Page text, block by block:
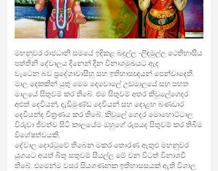
මහනුවර රාජධානි සමයේ ඉඳිකළ බදුල්ල -ලිඳමුල්ල ථෙතිහාසිය
පත්තිනි දේවාලය දිනෙන් දින විනාශමුඛයට ඇද
වැටෙන බව ප්‍රදේශාවාසීහු සහ ඉතිහාසඥයන් පෙන්වාදෙති.
මාල දෙකකින් යුතු මෙම දෙවොලේ උඩමාලයේ සහ පහත
මාලයේ සිතුවම් කර තිබේ. එම සිතුවම් අතර කිවුලේගෙදර
අළුත් දෙවියන්, දැඩිමුණ්ඩ දෙවියන් සහ දොළහ බණඩාර
දෙවියන්ද චිත්‍රණය කර තිබේ. කිවුලේ ගෙදර මොහොට්ටාල
විරුවා ජීවත්ව සිටි කාලයේම ඔහුගේ රූපයද සිතුවම් කර තිබීම
විශේෂත්වයකි.
දේවාල දොරටුවේ තිබෙන මකර තොරණ ඇතුළු මහනුවර
යුගයට අයත් බිතු සතුවම් සියල්ල මේ වන විටත් විනාශවී
තිබේ. එමෙන්ම වසර සියගණනක ඉතිහාසසයක් ඇති විශාල